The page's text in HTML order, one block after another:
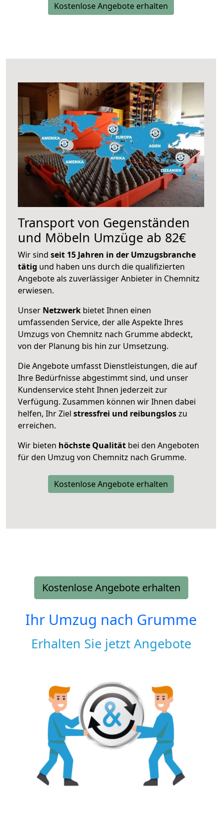
Kostenlose Angebote erhalten
Transport von Gegenständen
und Möbeln Umzüge ab 82€
Wir sind seit 15 Jahren in der Umzugsbranche
tätig und haben uns durch die qualifizierten
Angebote als zuverlässiger Anbieter in Chemnitz
erwiesen.
Unser Netzwerk bietet Ihnen einen
umfassenden Service, der alle Aspekte Ihres
Umzugs von Chemnitz nach Grumme abdeckt,
von der Planung bis hin zur Umsetzung.
Die Angebote umfasst Dienstleistungen, die auf
Ihre Bedürfnisse abgestimmt sind, und unser
Kundenservice steht Ihnen jederzeit zur
Verfügung. Zusammen können wir Ihnen dabei
helfen, Ihr Ziel stressfrei und reibungsloszu
erreichen.
Wir bieten höchste Qualität bei den Angeboten
für den Umzug von Chemnitz nach Grumme.
Kostenlose Angebote erhalten
Kostenlose Angebote erhalten
Ihr Umzug nach Grumme
Erhalten Sie jetzt Angebote